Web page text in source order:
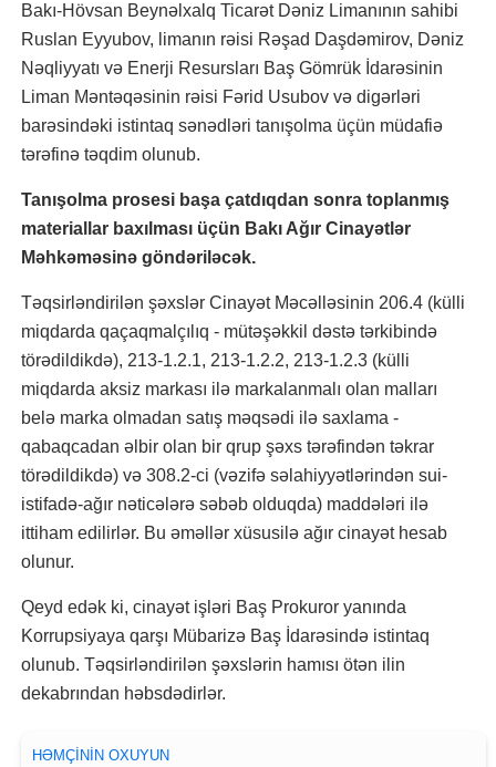
Bakı-Hövsan Beynəlxalq Ticarət Dəniz Limanının sahibi
Ruslan Eyyubov, limanın rəisi Rəşad Daşdəmirov, Dəniz
Nəqliyyatı və Enerji Resursları Baş Gömrük İdarəsinin
Liman Məntəqəsinin rəisi Fərid Usubov və digərləri
barəsindəki istintaq sənədləri tanışolma üçün müdafiə
tərəfinə təqdim olunub.
Tanışolma prosesi başa çatdıqdan sonra toplanmış
materiallar baxılması üçün Bakı Ağır Cinayətlər
Məhkəməsinə göndəriləcək.
Təqsirləndirilən şəxslər Cinayət Məcəlləsinin 206.4 (külli
miqdarda qaçaqmalçılıq - mütəşəkkil dəstə tərkibində
törədildikdə), 213-1.2.1, 213-1.2.2, 213-1.2.3 (külli
miqdarda aksiz markası ilə markalanmalı olan malları
belə marka olmadan satış məqsədi ilə saxlama -
qabaqcadan əlbir olan bir qrup şəxs tərəfindən təkrar
törədildikdə) və 308.2-ci (vəzifə səlahiyyətlərindən sui-
istifadə-ağır nəticələrə səbəb olduqda) maddələri ilə
ittiham edilirlər. Bu əməllər xüsusilə ağır cinayət hesab
olunur.
Qeyd edək ki, cinayət işləri Baş Prokuror yanında
Korrupsiyaya qarşı Mübarizə Baş İdarəsində istintaq
olunub. Təqsirləndirilən şəxslərin hamısı ötən ilin
dekabrından həbsdədirlər.
HƏMÇININ OXUYUN